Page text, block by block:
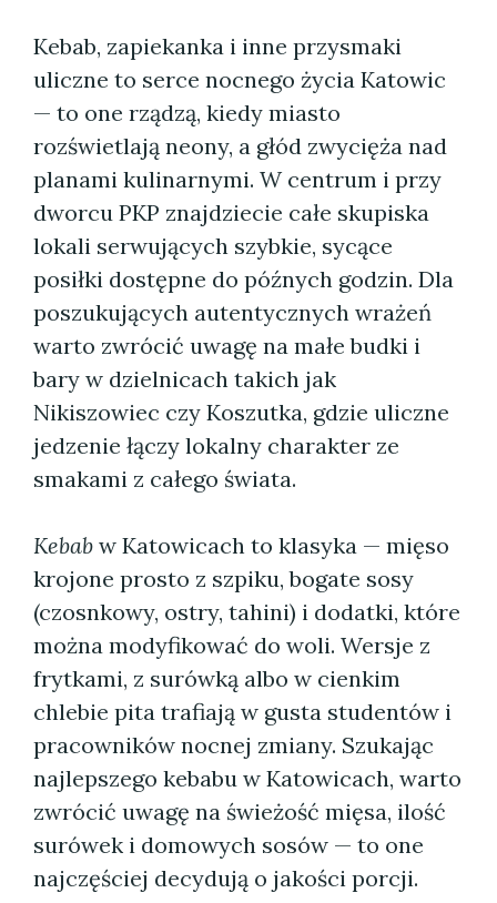
Kebab, zapiekanka i inne przysmaki
uliczne to serce nocnego życia Katowic
— to one rządzą, kiedy miasto
rozświetlają neony, a głód zwycięża nad
planami kulinarnymi. W centrum i przy
dworcu PKP znajdziecie całe skupiska
lokali serwujących szybkie, sycące
posiłki dostępne do późnych godzin. Dla
poszukujących autentycznych wrażeń
warto zwrócić uwagę na małe budki i
bary w dzielnicach takich jak
Nikiszowiec czy Koszutka, gdzie uliczne
jedzenie łączy lokalny charakter ze
smakami z całego świata.
Kebab w Katowicach to klasyka — mięso
krojone prosto z szpiku, bogate sosy
(czosnkowy, ostry, tahini) i dodatki, które
można modyfikować do woli. Wersje z
frytkami, z surówką albo w cienkim
chlebie pita trafiają w gusta studentów i
pracowników nocnej zmiany. Szukając
najlepszego kebabu w Katowicach, warto
zwrócić uwagę na świeżość mięsa, ilość
surówek i domowych sosów — to one
najczęściej decydują o jakości porcji.